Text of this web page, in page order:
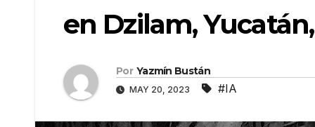
en Dzilam,
Por Yazmín Bustán
MAY 20, 2023 #IA